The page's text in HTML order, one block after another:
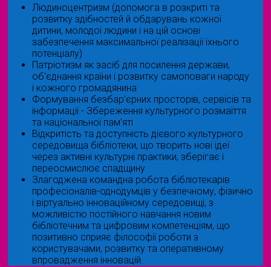
Людиноцентризм (допомога в розкриті та
розвитку здібностей й обдарувань кожної
дитини, молодої людини і на цій основі
забезпечення максимальної реалізації їхнього
потенціалу)
Патріотизм як засіб для посилення держави,
об'єднання країни і розвитку самоповаги народу
і кожного громадянина
Формування безбар’єрних просторів, сервісів та
інформації - Збереження культурного розмаїття
та національної пам’яті
Відкритість та доступність дієвого культурного
середовища бібліотеки, що творить нові ідеї
через активні культурні практики, зберігає і
переосмислює спадщину
Злагоджена командна робота бібліотекарів
професіоналів-однодумців у безпечному, фізично
і віртуально інноваційному середовищі, з
можливістю постійного навчання новим
бібліотечним та цифровим компетенціям, що
позитивно сприяє філософії роботи з
користувачами, розвитку та оперативному
впровадження інновацій.